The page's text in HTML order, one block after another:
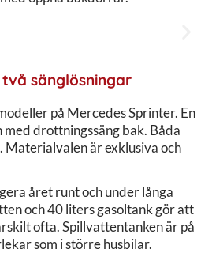
sänglösningar
på Mercedes Sprinter. En
drottningssäng bak. Båda
Materialvalen är exklusiva och
året runt och under långa
och 40 liters gasoltank gör att
ofta. Spillvattentanken är på
som i större husbilar.